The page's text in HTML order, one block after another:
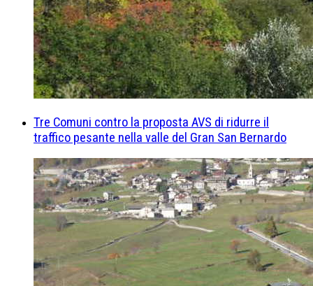
Tre Comuni contro la proposta AVS di ridurre il
traffico pesante nella valle del Gran San Bernardo